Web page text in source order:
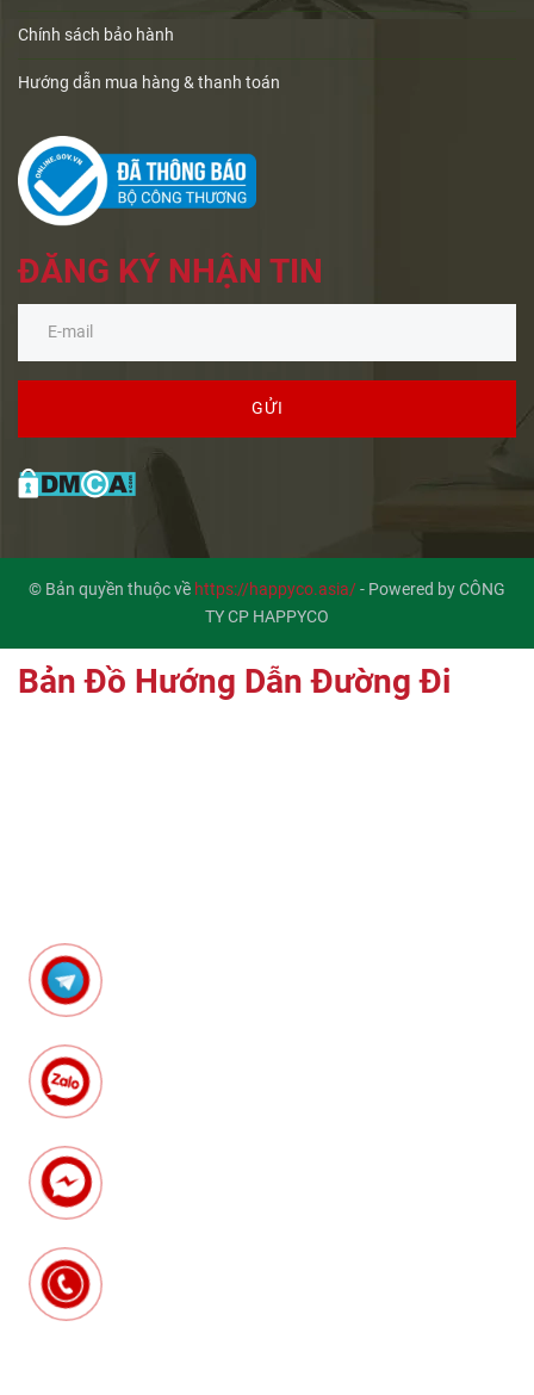
Chính sách bảo hành
Hướng dẫn mua hàng & thanh toán
ĐĂNG KÝ NHẬN TIN
GỬI
© Bản quyền thuộc về https://happyco.asia/- Powered by CÔNG
TY CP HAPPYCO
Bản Đồ Hướng Dẫn Đường Đi